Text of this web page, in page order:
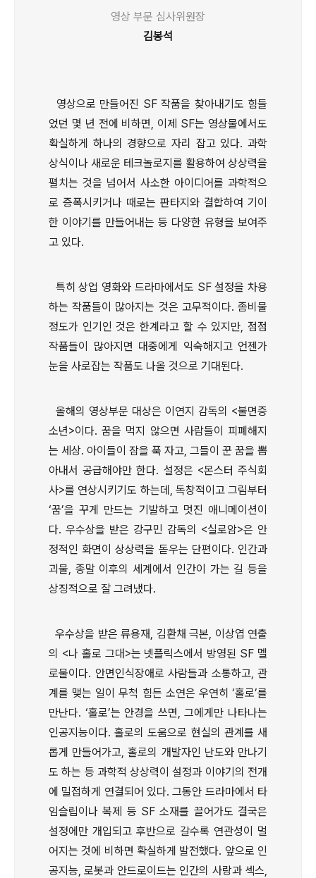
영상 부문 심사위원장
김봉석
영상으로 만들어진 SF 작품을 찾아내기도 힘들
었던 몇 년 전에 비하면, 이제 SF는 영상물에서도
확실하게 하나의 경향으로 자리 잡고 있다. 과학
상식이나 새로운 테크놀로지를 활용하여 상상력을
펼치는 것을 넘어서 사소한 아이디어를 과학적으
로 증폭시키거나 때로는 판타지와 결합하여 기이
한 이야기를 만들어내는 등 다양한 유형을 보여주
고 있다.
특히 상업 영화와 드라마에서도 SF 설정을 차용
하는 작품들이 많아지는 것은 고무적이다. 좀비물
정도가 인기인 것은 한계라고 할 수 있지만, 점점
작품들이 많아지면 대중에게 익숙해지고 언젠가
눈을 사로잡는 작품도 나올 것으로 기대된다.
올해의 영상부문 대상은 이연지 감독의 <불면증
소년>이다. 꿈을 먹지 않으면 사람들이 피폐해지
는 세상. 아이들이 잠을 푹 자고, 그들이 꾼 꿈을 뽑
아내서 공급해야만 한다. 설정은 <몬스터 주식회
사>를 연상시키기도 하는데, 독창적이고 그림부터
‘꿈’을 꾸게 만드는 기발하고 멋진 애니메이션이
다. 우수상을 받은 강구민 감독의 <실로암>은 안
정적인 화면이 상상력을 돋우는 단편이다. 인간과
괴물, 종말 이후의 세계에서 인간이 가는 길 등을
상징적으로 잘 그려냈다.
우수상을 받은 류용재, 김환채 극본, 이상엽 연출
의 <나 홀로 그대>는 넷플릭스에서 방영된 SF 멜
로물이다. 안면인식장애로 사람들과 소통하고, 관
계를 맺는 일이 무척 힘든 소연은 우연히 ‘홀로’를
만난다. ‘홀로’는 안경을 쓰면, 그에게만 나타나는
인공지능이다. 홀로의 도움으로 현실의 관계를 새
롭게 만들어가고, 홀로의 개발자인 난도와 만나기
도 하는 등 과학적 상상력이 설정과 이야기의 전개
에 밀접하게 연결되어 있다. 그동안 드라마에서 타
임슬립이나 복제 등 SF 소재를 끌어가도 결국은
설정에만 개입되고 후반으로 갈수록 연관성이 멀
어지는 것에 비하면 확실하게 발전했다. 앞으로 인
공지능, 로봇과 안드로이드는 인간의 사랑과 섹스,